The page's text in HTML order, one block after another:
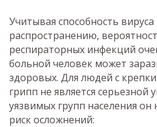
Учитывая способность
распространению,
респираторных инфекций
больной человек может
здоровых. Для людей с
грипп не является серьезной
уязвимых групп населения он
риск осложнений: